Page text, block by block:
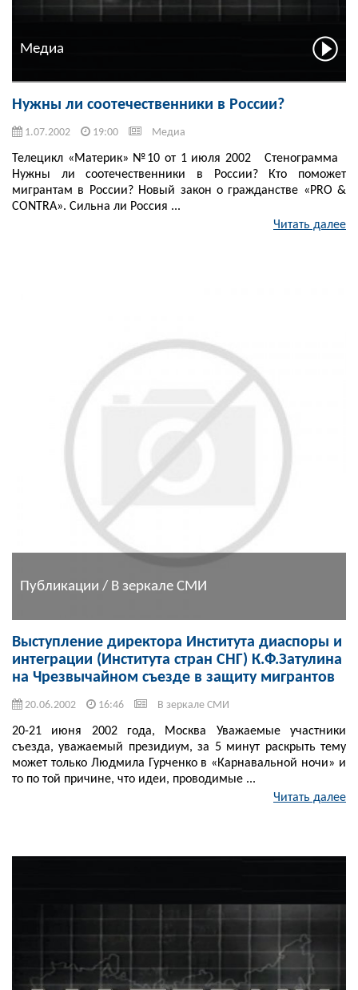
Медиа
Нужны ли соотечественники в России?
1.07.2002 19:00 Медиа
Телецикл «Материк» №10 от 1 июля 2002 Стенограмма
Нужны ли соотечественники в России? Кто поможет
мигрантам в России? Новый закон о гражданстве «РRO &
CONTRA». Сильна ли Россия ...
Читать далее
Публикации / В зеркале СМИ
Выступление директора Института диаспоры и
интеграции (Института стран СНГ) К.Ф.Затулина
на Чрезвычайном съезде в защиту мигрантов
20.06.2002 16:46 В зеркале СМИ
20-21 июня 2002 года, Москва Уважаемые участники
съезда, уважаемый президиум, за 5 минут раскрыть тему
может только Людмила Гурченко в «Карнавальной ночи» и
то по той причине, что идеи, проводимые ...
Читать далее